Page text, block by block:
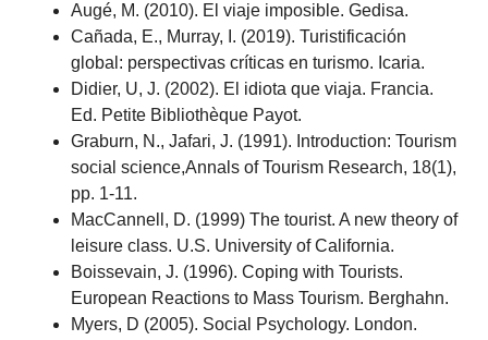
Augé, M. (2010). El viaje imposible. Gedisa.
Cañada, E., Murray, I. (2019).Turistificación
global: perspectivas críticas en turismo. Icaria.
Didier, U, J. (2002). El idiota que viaja. Francia.
Ed. Petite Bibliothèque Payot.
Graburn, N., Jafari, J. (1991). Introduction: Tourism
social science,Annals of Tourism Research, 18(1),
pp. 1-11.
MacCannell, D. (1999) The tourist. A new theory of
leisure class. U.S. University of California.
Boissevain, J. (1996). Coping with Tourists.
European Reactions to Mass Tourism. Berghahn.
Myers, D (2005). Social Psychology. London.